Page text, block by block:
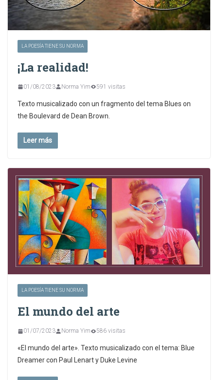
LA POESÍA TIENE SU NORMA
¡La realidad!
01/08/2023 Norma Yim 591 visitas
Texto musicalizado con un fragmento del tema Blues on
the Boulevard de Dean Brown.
Leer más
LA POESÍA TIENE SU NORMA
El mundo del arte
01/07/2023 Norma Yim 586 visitas
«El mundo del arte». Texto musicalizado con el tema: Blue
Dreamer con Paul Lenart y Duke Levine